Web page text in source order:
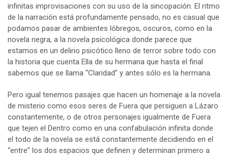
infinitas improvisaciones con su uso de la sincopación. El ritmo
de la narración está profundamente pensado, no es casual que
podamos pasar de ambientes lóbregos, oscuros, como en la
novela negra, a la novela psicológica donde parece que
estamos en un delirio psicótico lleno de terror sobre todo con
la historia que cuenta Ella de su hermana que hasta el final
sabemos que se llama “Claridad” y antes sólo es la hermana.
Pero igual tenemos pasajes que hacen un homenaje a la novela
de misterio como esos seres de Fuera que persiguen a Lázaro
constantemente, o de otros personajes igualmente de Fuera
que tejen el Dentro como en una confabulación infinita donde
el todo de la novela se está constantemente decidiendo en el
“entre” los dos espacios que definen y determinan primero a